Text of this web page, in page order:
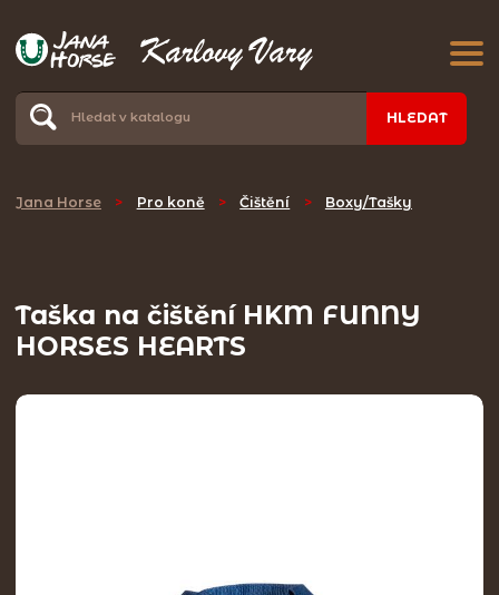
HLEDAT
Jana Horse > Pro koně > Čištění > Boxy/Tašky
Taška na čištění HKM FUNNY
HORSES HEARTS